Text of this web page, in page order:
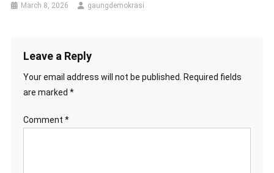
March 8, 2026 gaungdemokrasi
Leave a Reply
Your email address will not be published.
Required fields
are marked *
Comment *